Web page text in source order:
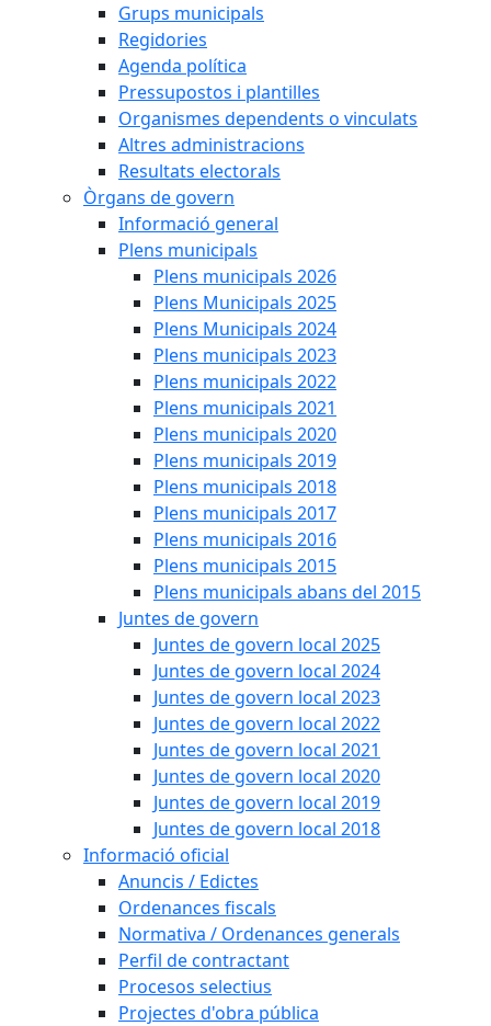
Grups municipals
Regidories
Agenda política
Pressupostos i plantilles
Organismes dependents o vinculats
Altres administracions
Resultats electorals
Òrgans de govern
Informació general
Plens municipals
Plens municipals 2026
Plens Municipals 2025
Plens Municipals 2024
Plens municipals 2023
Plens municipals 2022
Plens municipals 2021
Plens municipals 2020
Plens municipals 2019
Plens municipals 2018
Plens municipals 2017
Plens municipals 2016
Plens municipals 2015
Plens municipals abans del 2015
Juntes de govern
Juntes de govern local 2025
Juntes de govern local 2024
Juntes de govern local 2023
Juntes de govern local 2022
Juntes de govern local 2021
Juntes de govern local 2020
Juntes de govern local 2019
Juntes de govern local 2018
Informació oficial
Anuncis / Edictes
Ordenances fiscals
Normativa / Ordenances generals
Perfil de contractant
Procesos selectius
Projectes d'obra pública